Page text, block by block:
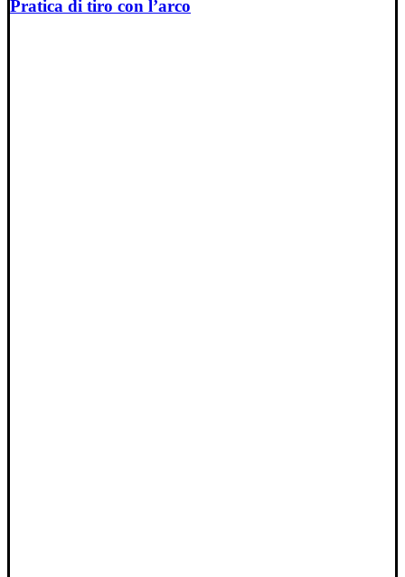
Pratica di tiro con l’arco